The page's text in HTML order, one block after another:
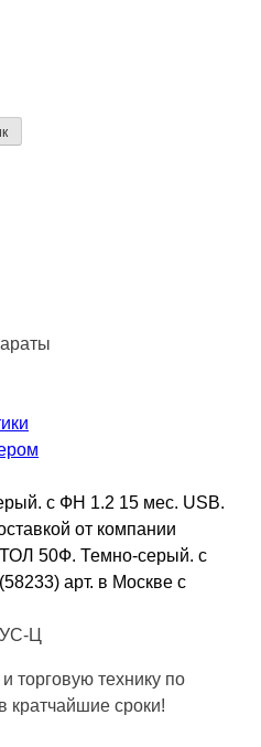
с ФН 1.2 15 мес. USB.
от компании
50Ф. Темно-серый. с
арт. в Москве с
Ц
торговую технику по
кратчайшие сроки!